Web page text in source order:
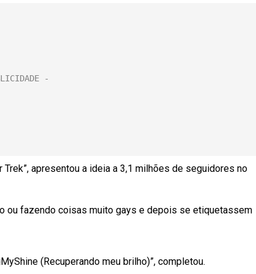
apresentou a ideia a 3,1 milhões de seguidores no
ou fazendo coisas muito gays e depois se etiquetassem
(Recuperando meu brilho)”, completou.